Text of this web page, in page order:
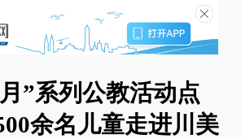
”系列公教活动点
余名儿童走进川美